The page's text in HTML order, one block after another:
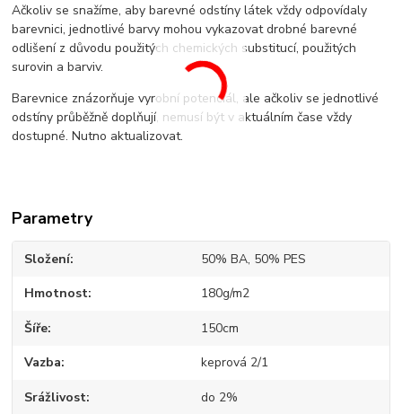
Ačkoliv se snažíme, aby barevné odstíny látek vždy odpovídaly
barevnici, jednotlivé barvy mohou vykazovat drobné barevné
odlišení z důvodu použitých chemických substitucí, použitých
surovin a barviv.
Barevnice znázorňuje vyrobní potenciál, ale ačkoliv se jednotlivé
odstíny průběžně doplňují, nemusí být v aktuálním čase vždy
dostupné. Nutno aktualizovat.
Parametry
Složení 50% BA, 50% PES
Hmotnost 180g/m2
Šíře 150cm
Vazba keprová 2/1
Srážlivost do 2%